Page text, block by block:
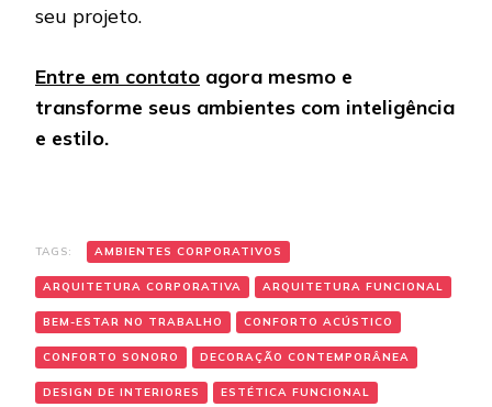
seu projeto.
Entre em contato agora mesmo e
transforme seus ambientes com inteligência
e estilo.
TAGS: AMBIENTES CORPORATIVOS
ARQUITETURA CORPORATIVA ARQUITETURA FUNCIONAL
BEM-ESTAR NO TRABALHO CONFORTO ACÚSTICO
CONFORTO SONORO DECORAÇÃO CONTEMPORÂNEA
DESIGN DE INTERIORES ESTÉTICA FUNCIONAL